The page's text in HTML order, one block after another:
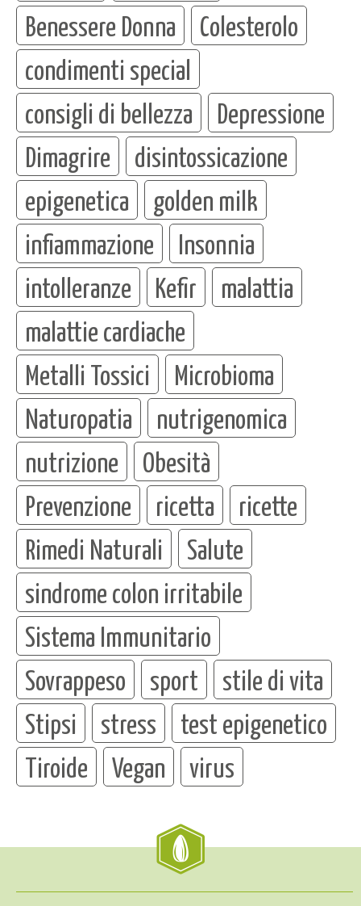
Benessere Donna
Colesterolo
condimenti special
consigli di bellezza
Depressione
Dimagrire
disintossicazione
epigenetica
golden milk
infiammazione
Insonnia
intolleranze
Kefir
malattia
malattie cardiache
Metalli Tossici
Microbioma
Naturopatia
nutrigenomica
nutrizione
Obesità
Prevenzione
ricetta
ricette
Rimedi Naturali
Salute
sindrome colon irritabile
Sistema Immunitario
Sovrappeso
sport
stile di vita
Stipsi
stress
test epigenetico
Tiroide
Vegan virus